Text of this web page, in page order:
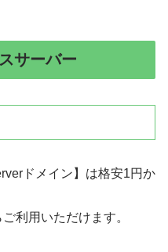
サーバー
ドメイン】は格安1円か
利用いただけます。